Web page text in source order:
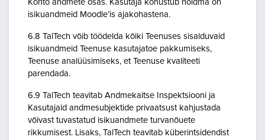
Konto andmete osas. Kasutaja kohustub hoidma on
isikuandmeid Moodle’is ajakohastena.
6.8 TalTech võib töödelda kõiki Teenuses sisalduvaid
isikuandmeid Teenuse kasutajatoe pakkumiseks,
Teenuse analüüsimiseks, et Teenuse kvaliteeti
parendada.
6.9 TalTech teavitab Andmekaitse Inspektsiooni ja
Kasutajaid andmesubjektide privaatsust kahjustada
võivast tuvastatud isikuandmete turvanõuete
rikkumisest. Lisaks, TalTech teavitab küberintsidendist